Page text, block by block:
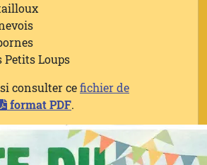
Petits Loups
consulter cefichier de
format PDF.